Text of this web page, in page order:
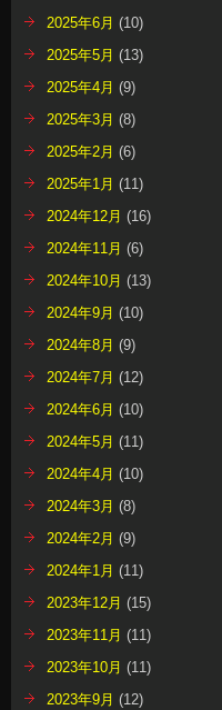
2025年6月 (10)
2025年5月 (13)
2025年4月 (9)
2025年3月 (8)
2025年2月 (6)
2025年1月 (11)
2024年12月 (16)
2024年11月 (6)
2024年10月 (13)
2024年9月 (10)
2024年8月 (9)
2024年7月 (12)
2024年6月 (10)
2024年5月 (11)
2024年4月 (10)
2024年3月 (8)
2024年2月 (9)
2024年1月 (11)
2023年12月 (15)
2023年11月 (11)
2023年10月 (11)
2023年9月 (12)